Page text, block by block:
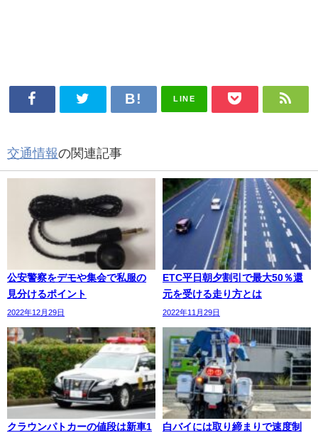
LINE
交通情報の関連記事
公安警察をデモや集会で私服の
見分けるポイント
2022年12月29日
ETC平日朝夕割引で最大50％還
元を受ける走り方とは
2022年11月29日
クラウンパトカーの値段は新車1
白バイには取り締まりで速度制